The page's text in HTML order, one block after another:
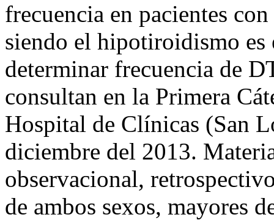
frecuencia en pacientes
siendo el hipotiroidismo
determinar frecuencia de
consultan en la Primera
Hospital de Clínicas (San
diciembre del 2013.
observacional,
de ambos sexos, mayores